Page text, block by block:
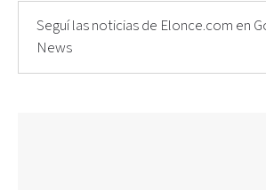
Seguí las noticias de Elonce.com en
News